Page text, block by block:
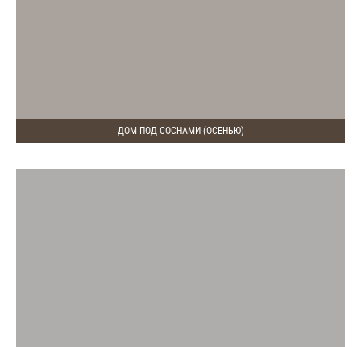
ДОМ ПОД СОСНАМИ (ОСЕНЬЮ)